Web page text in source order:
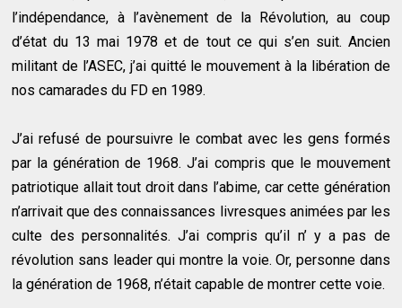
l’indépendance, à l’avènement de la Révolution, au coup
d’état du 13 mai 1978 et de tout ce qui s’en suit. Ancien
militant de l’ASEC, j’ai quitté le mouvement à la libération de
nos camarades du FD en 1989.
J’ai refusé de poursuivre le combat avec les gens formés
par la génération de 1968. J’ai compris que le mouvement
patriotique allait tout droit dans l’abime, car cette génération
n’arrivait que des connaissances livresques animées par les
culte des personnalités. J’ai compris qu’il n’ y a pas de
révolution sans leader qui montre la voie. Or, personne dans
la génération de 1968, n’était capable de montrer cette voie.